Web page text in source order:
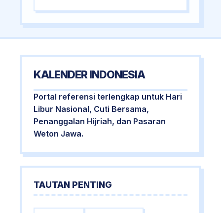
KALENDER INDONESIA
Portal referensi terlengkap untuk Hari
Libur Nasional, Cuti Bersama,
Penanggalan Hijriah, dan Pasaran
Weton Jawa.
TAUTAN PENTING